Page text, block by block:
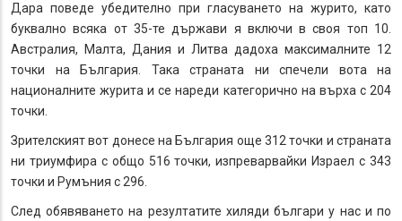
Дара поведе убедително при гласуването на журито, като
буквално всяка от 35-те държави я включи в своя топ 10.
Австралия, Малта, Дания и Литва дадоха максималните 12
точки на България. Така страната ни спечели вота на
националните журита и се нареди категорично на върха с 204
точки.
Зрителският вот донесе на България още 312 точки и страната
ни триумфира с общо 516 точки, изпреварвайки Израел с 343
точки и Румъния с 296.
След обявяването на резултатите хиляди българи у нас и по